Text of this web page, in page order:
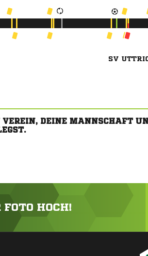
SV
VEREIN, DEINE MANNSCHAFT
HOCH!